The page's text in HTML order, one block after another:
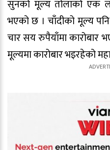
सुनको मूल्य तोलाको एक
भएको छ । चाँदीको मूल्य
चार सय रुपैयाँमा कारोबार
मूल्यमा कारोबार भइरहेको